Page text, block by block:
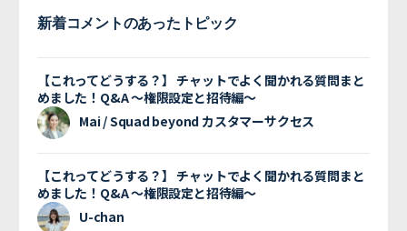
新着コメントのあったトピック
【これってどうする？】 チャットでよく聞かれる質問まと
めました！Q&A 〜権限設定と招待編〜
Mai / Squad beyond カスタマーサクセス
【これってどうする？】 チャットでよく聞かれる質問まと
めました！Q&A 〜権限設定と招待編〜
U-chan